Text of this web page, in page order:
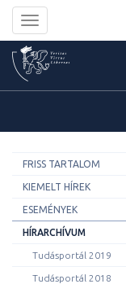
Toggle
navigation
FRISS TARTALOM
KIEMELT HÍREK
ESEMÉNYEK
HÍRARCHÍVUM
Tudásportál 2019
Tudásportál 2018